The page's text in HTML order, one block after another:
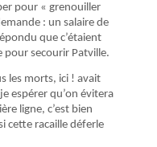
pour « grenouiller
: un salaire de
que c’étaient
pour secourir Patville.
les morts, ici ! avait
espérer qu’on évitera
ligne, c’est bien
cette racaille déferle